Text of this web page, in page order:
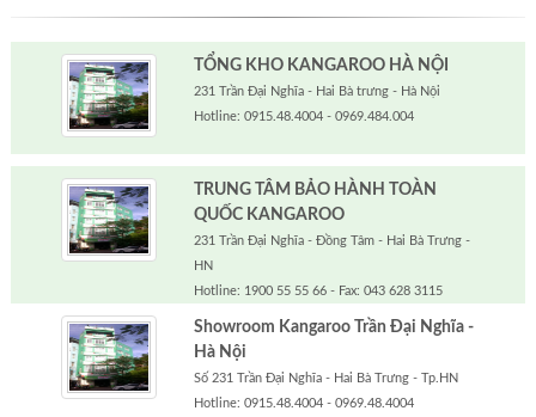
TỔNG KHO KANGAROO HÀ NỘI
231 Trần Đại Nghĩa - Hai Bà trưng - Hà Nội
Hotline: 0915.48.4004 - 0969.484.004
TRUNG TÂM BẢO HÀNH TOÀN
QUỐC KANGAROO
231 Trần Đại Nghĩa - Đồng Tâm - Hai Bà Trưng -
HN
Hotline: 1900 55 55 66 - Fax: 043 628 3115
Showroom Kangaroo Trần Đại Nghĩa -
Hà Nội
Số 231 Trần Đại Nghĩa - Hai Bà Trưng - Tp.HN
Hotline: 0915.48.4004 - 0969.48.4004